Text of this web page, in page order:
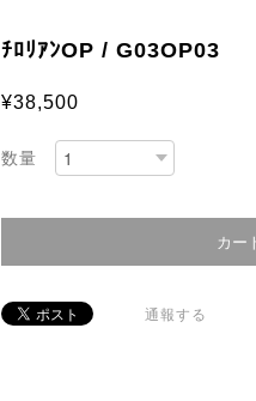
ﾁﾛﾘｱﾝOP / G03OP03
¥38,500
数量
通報する